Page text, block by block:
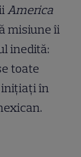
America
misiune îi
inedită:
toate
inițiați în